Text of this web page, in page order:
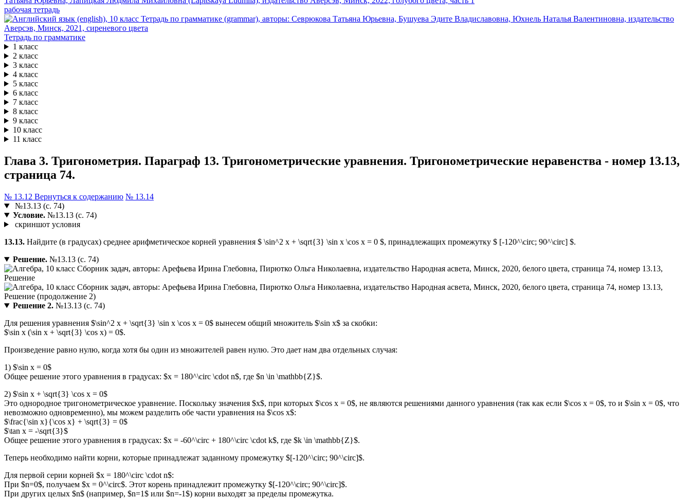
рабочая тетрадь
Тетрадь по грамматике
1 класс
2 класс
3 класс
4 класс
5 класс
6 класс
7 класс
8 класс
9 класс
10 класс
11 класс
Глава 3. Тригонометрия. Параграф 13. Тригонометрические уравнения. Тригонометрические неравенства - номер 13.13,
страница 74.
№ 13.12 Вернуться к содержанию № 13.14
№13.13 (с. 74)
Условие.№13.13 (с. 74)
скриншот условия
13.13. Найдите (в градусах) среднее арифметическое корней уравнения $ \sin^2 x + \sqrt{3} \sin x \cos x = 0 $, принадлежащих промежутку $ [-120^\circ; 90^\circ] $.
Решение.№13.13 (с. 74)
Решение 2.№13.13 (с. 74)
Для решения уравнения $\sin^2 x + \sqrt{3} \sin x \cos x = 0$ вынесем общий множитель $\sin x$ за скобки:
$\sin x (\sin x + \sqrt{3} \cos x) = 0$.
Произведение равно нулю, когда хотя бы один из множителей равен нулю. Это дает нам два отдельных случая:
1) $\sin x = 0$
Общее решение этого уравнения в градусах: $x = 180^\circ \cdot n$, где $n \in \mathbb{Z}$.
2) $\sin x + \sqrt{3} \cos x = 0$
Это однородное тригонометрическое уравнение. Поскольку значения $x$, при которых $\cos x = 0$, не являются решениями данного уравнения (так как если $\cos x = 0$, то и $\sin x = 0$, что
невозможно одновременно), мы можем разделить обе части уравнения на $\cos x$:
$\frac{\sin x}{\cos x} + \sqrt{3} = 0$
$\tan x = -\sqrt{3}$
Общее решение этого уравнения в градусах: $x = -60^\circ + 180^\circ \cdot k$, где $k \in \mathbb{Z}$.
Теперь необходимо найти корни, которые принадлежат заданному промежутку $[-120^\circ; 90^\circ]$.
Для первой серии корней $x = 180^\circ \cdot n$:
При $n=0$, получаем $x = 0^\circ$. Этот корень принадлежит промежутку $[-120^\circ; 90^\circ]$.
При других целых $n$ (например, $n=1$ или $n=-1$) корни выходят за пределы промежутка.